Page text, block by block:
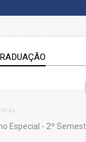
Especial - 2º